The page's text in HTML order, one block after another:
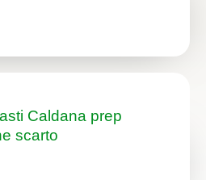
Caldana prep
scarto